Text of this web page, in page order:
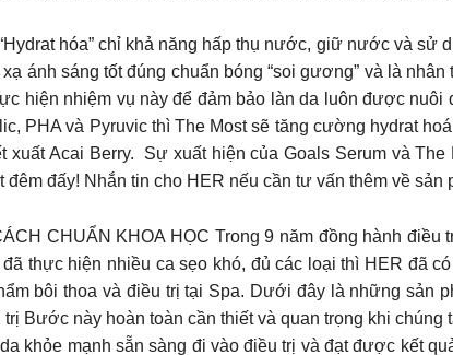
hóa” chỉ khả năng hấp thụ nước, giữ nước và sử
ánh sáng tốt đúng chuẩn bóng “soi gương” và là
hiện nhiệm vụ này để đảm bảo làn da luôn được
PHA và Pyruvic thì The Most sẽ tăng cường hydrat
xuất Acai Berry. ⁠ Sự xuất hiện của Goals Serum và
đấy! Nhắn tin cho HER nếu cần tư vấn thêm về sản
CHUẨN KHOA HỌC Trong 9 năm đồng hành điều
thực hiện nhiều ca sẹo khó, đủ các loại thì HER đã
bôi thoa và điều trị tại Spa. Dưới đây là những sản
Bước này hoàn toàn cần thiết và quan trọng khi
khỏe mạnh sẵn sàng đi vào điều trị và đạt được kết